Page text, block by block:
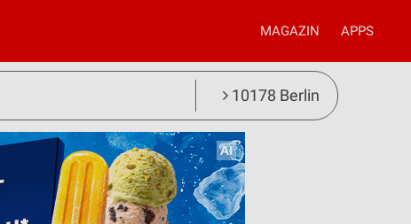
MAGAZIN APPS
10178 Berlin